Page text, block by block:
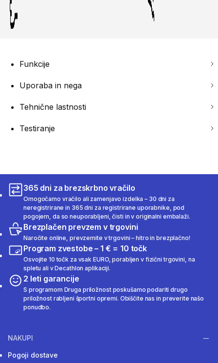
Funkcije
Uporaba in nega
Tehnične lastnosti
Testiranje
365 dni za brezskrbno vračilo
Omogočamo vračilo ali zamenjavo izdelka – 30 dni za
neregistrirane in 365 dni za registrirane uporabnike, pod
pogojem, da so neuporabljeni, čisti in v originalni embalaži.
Brezplačen prevzem v trgovini
Naročite online, prevzemite v trgovini – hitro in brezplačno!
Program zvestobe – 1 € = 10 točk
Osvojite 10 točk za vsak EURO, porabljen v fizični trgovini, na
spletu ali v Decathlon aplikaciji.
2 leti garancije
S programom Druga priložnost poskušamo podariti drugo
priložnost rabljeni športni opremi. Obiščite nas in preverite našo
ponudbo.
NAKUPI
Pogoji dostave